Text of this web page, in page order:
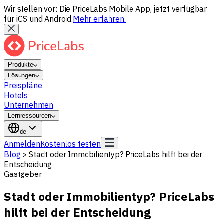
Wir stellen vor: Die PriceLabs Mobile App, jetzt verfügbar
für iOS und Android.Mehr erfahren.
Produkte
Lösungen
Preispläne
Hotels
Unternehmen
Lernressourcen
de
AnmeldenKostenlos testen
Blog > Stadt oder Immobilientyp? PriceLabs hilft bei der
Entscheidung
Gastgeber
Stadt oder Immobilientyp? PriceLabs
hilft bei der Entscheidung